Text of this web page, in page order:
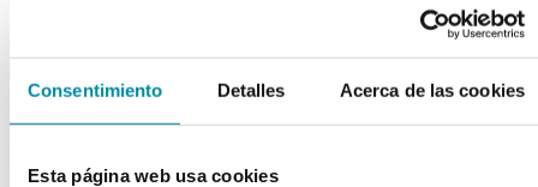
Consentimiento Detalles Acerca de las cookies
Esta página web usa cookies